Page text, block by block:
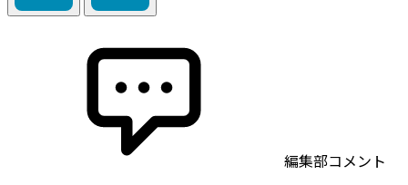
編集部コメント